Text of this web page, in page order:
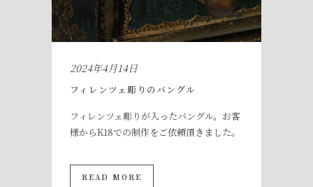
2024年4月14日
フィレンツェ彫りのバングル
フィレンツェ彫りが入ったバングル。お客
様からK18での制作をご依頼頂きました。
READ MORE